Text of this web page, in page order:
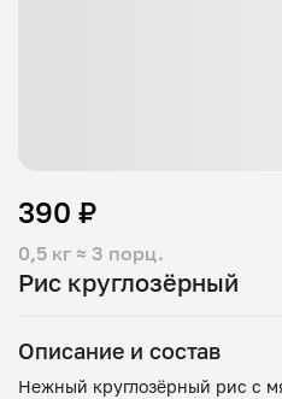
Рис круглозёрный
0,5 кг ≈ 3 порц.
390 ₽
Описание и состав
Нежный круглозёрный рис с